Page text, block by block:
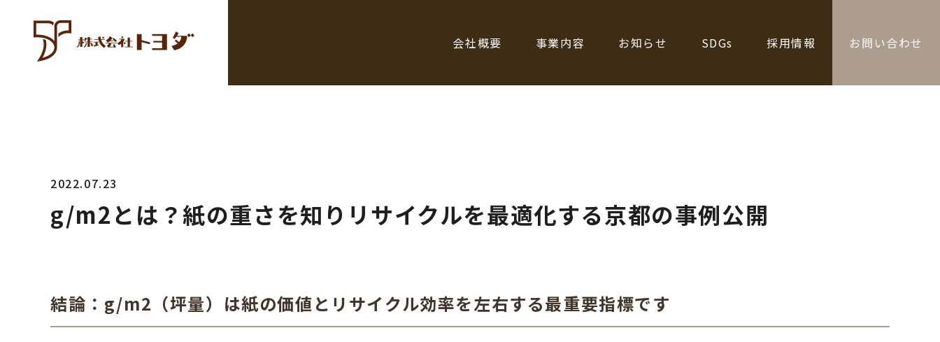
会社概要 事業内容 お知らせ SDGs 採用情報 お問い合わせ
2022.07.23
g/m2とは？紙の重さを知りリサイクルを最適化する京都の事例公開
結論：g/m2（坪量）は紙の価値とリサイクル効率を左右する最重要指標です